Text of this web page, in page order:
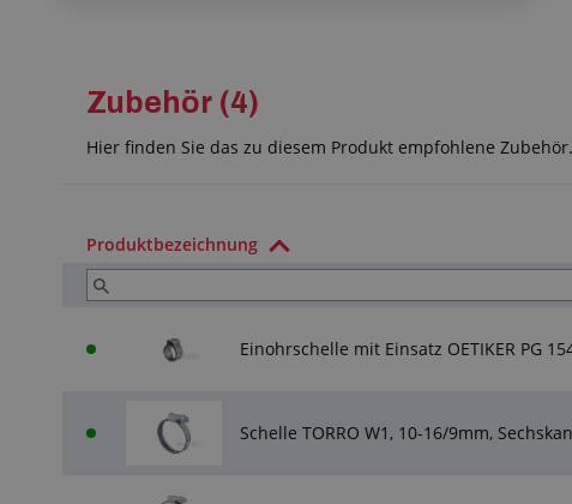
Zubehör (4)
Hier finden Sie das zu diesem Produkt empfohlene Zubehör.
Produktbezeichnung
Einohrschelle mit Einsatz OETIKER PG
Schelle TORRO W1, 10-16/9mm,